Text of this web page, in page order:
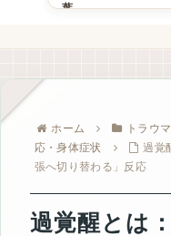
葉
ホーム トラウ
応・身体症状
過覚
張へ切り替わる」反応
過覚醒とは